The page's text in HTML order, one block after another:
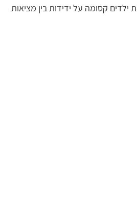
ילדים קסומה על ידידות בין מציאות